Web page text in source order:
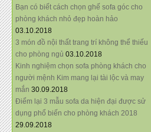
Bạn có biết cách chọn ghế sofa góc cho
phòng khách nhỏ đẹp hoàn hảo
03.10.2018
3 món đồ nội thất trang trí không thể thiếu
cho phòng ngủ 03.10.2018
Kinh nghiệm chọn sofa phòng khách cho
người mệnh Kim mang lại tài lộc và may
mắn 30.09.2018
Điểm lại 3 mẫu sofa da hiện đại được sử
dụng phổ biến cho phòng khách 2018
29.09.2018